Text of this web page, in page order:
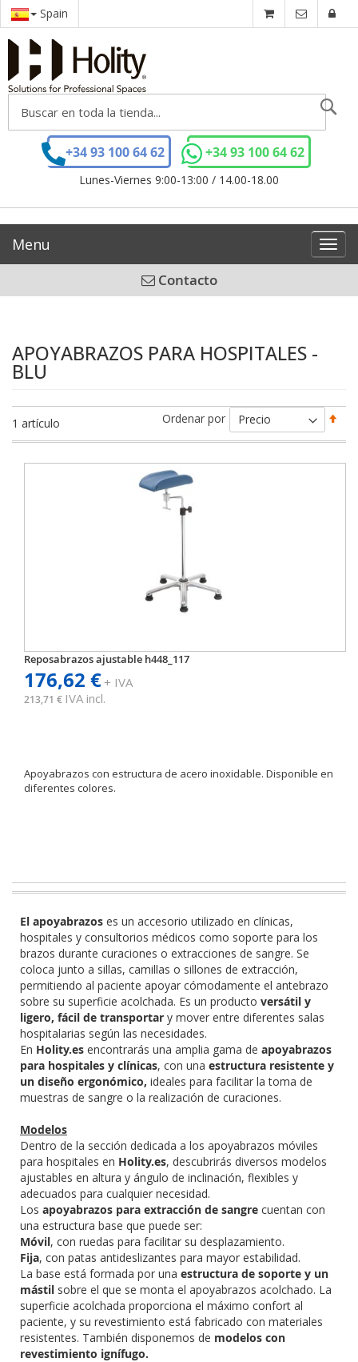
Spain
+34 93 100 64 62 +34 93 100 64 62
Lunes-Viernes 9:00-13:00 / 14.00-18.00
Menu
Contacto
APOYABRAZOS PARA HOSPITALES -
BLU
1 artículo Ordenar por
Reposabrazos ajustable h448_117
176,62 €+ IVA
213,71 € IVA incl.
Apoyabrazos con estructura de acero inoxidable. Disponible en
diferentes colores.
El apoyabrazos es un accesorio utilizado en clínicas,
hospitales y consultorios médicos como soporte para los
brazos durante curaciones o extracciones de sangre. Se
coloca junto a sillas, camillas o sillones de extracción,
permitiendo al paciente apoyar cómodamente el antebrazo
sobre su superficie acolchada. Es un producto versátil y
ligero, fácil de transportar y mover entre diferentes salas
hospitalarias según las necesidades.
En Holity.es encontrarás una amplia gama de apoyabrazos
para hospitales y clínicas, con una estructura resistente y
un diseño ergonómico, ideales para facilitar la toma de
muestras de sangre o la realización de curaciones.
Modelos
Dentro de la sección dedicada a los apoyabrazos móviles
para hospitales en Holity.es, descubrirás diversos modelos
ajustables en altura y ángulo de inclinación, flexibles y
adecuados para cualquier necesidad.
Los apoyabrazos para extracción de sangre cuentan con
una estructura base que puede ser:
Móvil, con ruedas para facilitar su desplazamiento.
Fija, con patas antideslizantes para mayor estabilidad.
La base está formada por una estructura de soporte y un
mástil sobre el que se monta el apoyabrazos acolchado. La
superficie acolchada proporciona el máximo confort al
paciente, y su revestimiento está fabricado con materiales
resistentes. También disponemos de modelos con
revestimiento ignífugo.